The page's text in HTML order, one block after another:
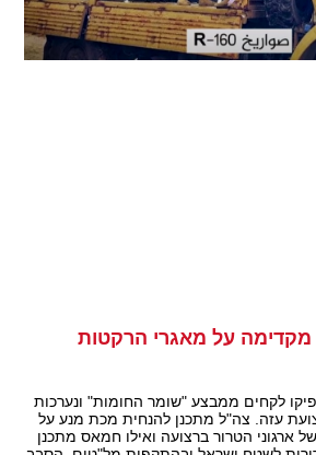
על מאגרי הרקטות
לקחים ממבצע "שומר החומות" ונערכות
עזה. צה"ל מתכנן להנחית מכת מנע על
ארגוני הטרור ברצועה ואילו חמאס מתכנן